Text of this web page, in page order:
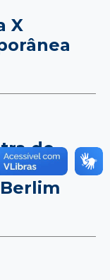
X
de